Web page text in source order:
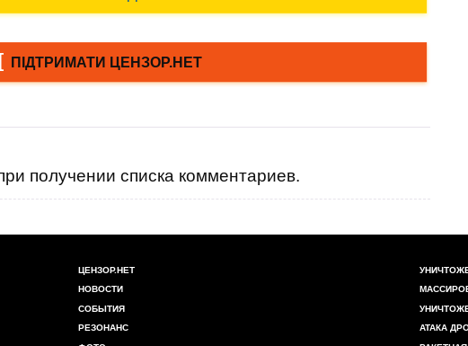
получении списка комментариев.
ЦЕНЗОР.НЕТ
НОВОСТИ
СОБЫТИЯ
РЕЗОНАНС
АТАКА